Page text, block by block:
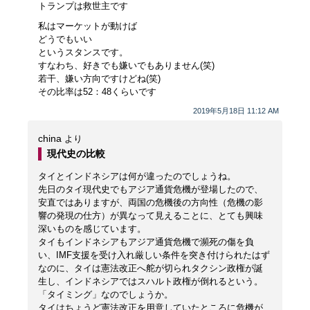
2019年5月18日 11:12 AM
トランプは救世主です
私はマーケットが動けば
どうでもいい
というスタンスです。
すなわち、好きでも嫌いでもありません(笑)
若干、嫌い方向ですけどね(笑)
その比率は52：48くらいです
china より
現代史の比較
タイとインドネシアは何が違ったのでしょうね。
先日のタイ現代史でもアジア通貨危機が登場したので、
安直ではありますが、両国の危機後の方向性（危機の影
響の発現の仕方）が異なって見えることに、とても興味
深いものを感じています。
タイもインドネシアもアジア通貨危機で瀕死の傷を負
い、IMF支援を受け入れ厳しい条件を突き付けられたはず
なのに、タイは憲法改正へ舵が切られタクシン政権が誕
生し、インドネシアではスハルト政権が倒れるという。
「タイミング」なのでしょうか。
タイはちょうど憲法改正を用意していたところに危機が